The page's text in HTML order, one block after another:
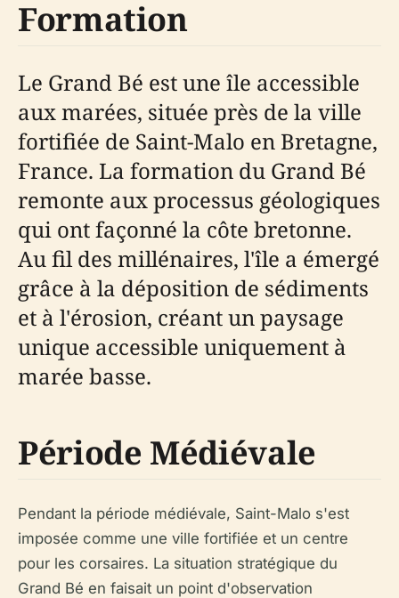
Formation
Le Grand Bé est une île accessible
aux marées, située près de la ville
fortifiée de Saint-Malo en Bretagne,
France. La formation du Grand Bé
remonte aux processus géologiques
qui ont façonné la côte bretonne.
Au fil des millénaires, l'île a émergé
grâce à la déposition de sédiments
et à l'érosion, créant un paysage
unique accessible uniquement à
marée basse.
Période Médiévale
Pendant la période médiévale, Saint-Malo s'est
imposée comme une ville fortifiée et un centre
pour les corsaires. La situation stratégique du
Grand Bé en faisait un point d'observation